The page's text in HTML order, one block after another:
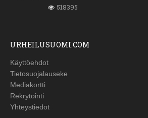
518395
URHEILUSUOMI.COM
Käyttöehdot
Tietosuojalauseke
Mediakortti
Rekrytointi
Yhteystiedot